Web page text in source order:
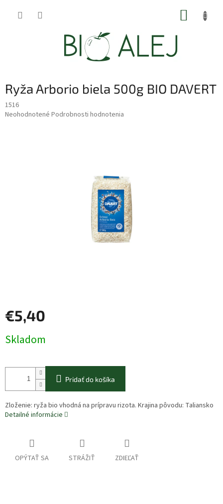
Ryža Arborio biela 500g BIO DAVERT
1516
Priemerné
Neohodnotené Podrobnosti hodnotenia
€5,40
cena:
Skladom
Pridať do košíka
Zloženie: ryža bio vhodná na prípravu rizota. Krajina pôvodu: Taliansko
Detailné informácie
OPÝTAŤ SA STRÁŽIŤ ZDIEĽAŤ